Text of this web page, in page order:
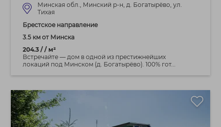
Минская обл., Минский р-н, д. Богатырёво, ул.
Тихая
Брестское направление
3.5 км от Минска
204.3 / / м²
Встречайте — дом в одной из престижнейших
локаций под Минском (д. Богатырёво). 100% гот...